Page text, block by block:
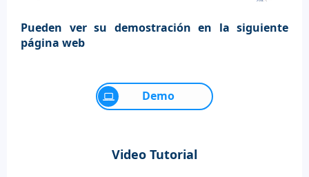
Pueden ver su demostración en la siguiente
página web
Demo
Video Tutorial